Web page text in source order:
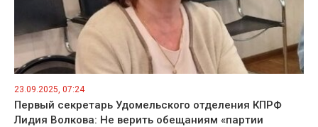
23.09.2025, 07:24
Первый секретарь Удомельского отделения КПРФ
Лидия Волкова: Не верить обещаниям «партии